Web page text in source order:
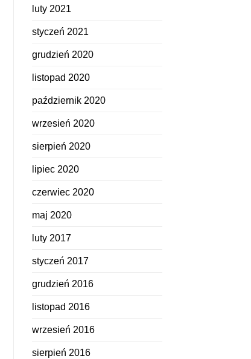
luty 2021
styczeń 2021
grudzień 2020
listopad 2020
październik 2020
wrzesień 2020
sierpień 2020
lipiec 2020
czerwiec 2020
maj 2020
luty 2017
styczeń 2017
grudzień 2016
listopad 2016
wrzesień 2016
sierpień 2016